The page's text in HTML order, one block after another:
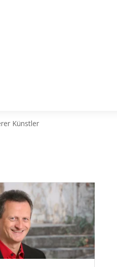
Künstler